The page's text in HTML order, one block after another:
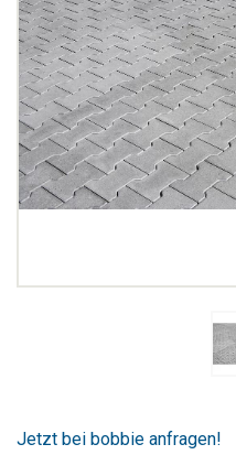
der
Jetzt bei bobbie anfragen!